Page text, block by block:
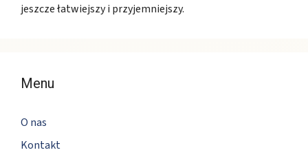
jeszcze łatwiejszy i przyjemniejszy.
Menu
O nas
Kontakt